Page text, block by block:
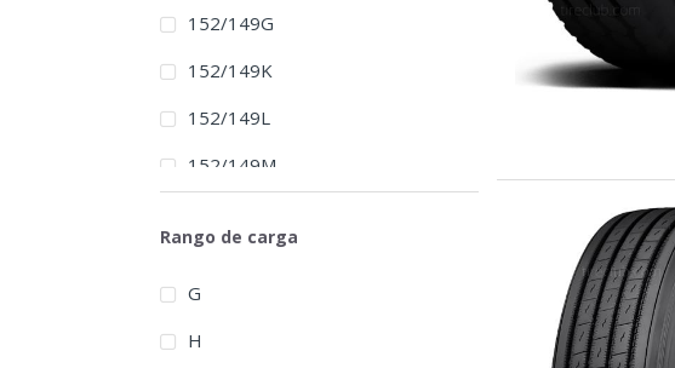
Landy
Laufenn
152/149G
152/149K
152/149L
152/149M
Rango de carga
G
H